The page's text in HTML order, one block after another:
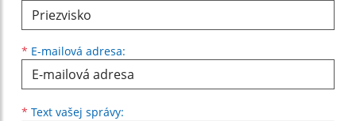
* E-mailová adresa:
* Text vašej správy: